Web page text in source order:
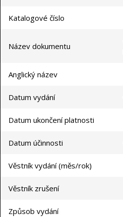
Katalogové číslo
Název dokumentu
Anglický název
Datum vydání
Datum ukončení platnosti
Datum účinnosti
Věstník vydání (měs/rok)
Věstník zrušení
Způsob vydání